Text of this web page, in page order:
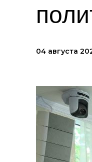
04 августа